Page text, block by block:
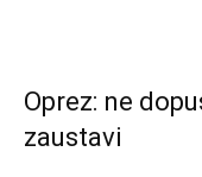
Oprez: ne
zaustavi